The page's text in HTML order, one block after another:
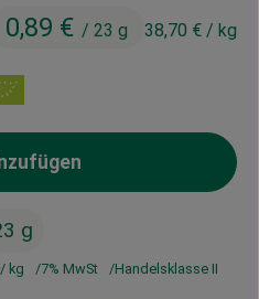
0,89 € / 23 g 38,70 € / kg
Produkt zum Warenkorb
g
/ kg 7% MwSt Handelsklasse II